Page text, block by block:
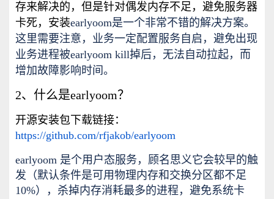
存来解决的，但是针对偶发内存不足，避免服务器
卡死，安装earlyoom是一个非常不错的解决方案。
这里需要注意，业务一定配置服务自启，避免出现
业务进程被earlyoom kill掉后，无法自动拉起，而
增加故障影响时间。
2、什么是earlyoom？
开源安装包下载链接：
https://github.com/rfjakob/earlyoom
earlyoom 是个用户态服务，顾名思义它会较早的触
发（默认条件是可用物理内存和交换分区都不足
10%），杀掉内存消耗最多的进程，避免系统卡